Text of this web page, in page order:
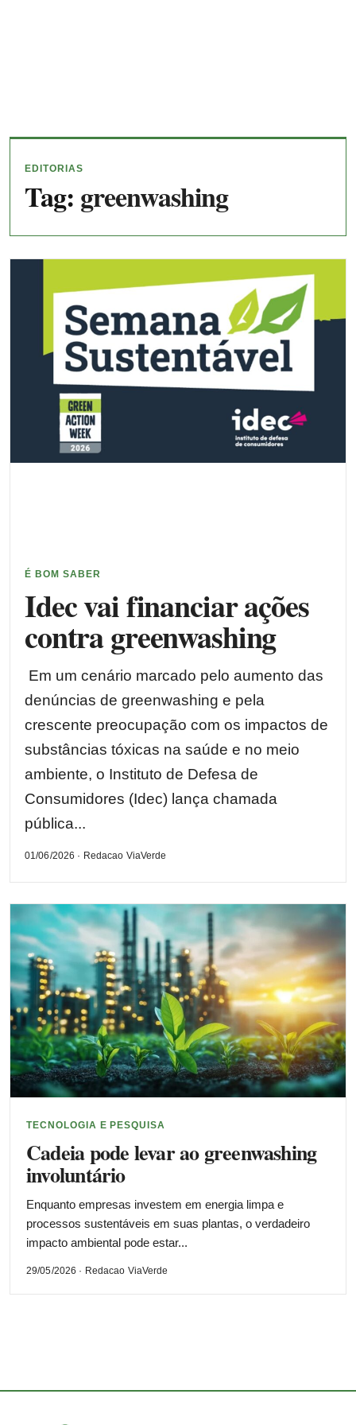
EDITORIAS
Tag: greenwashing
É BOM SABER
Idec vai financiar ações
contra greenwashing
Em um cenário marcado pelo aumento das
denúncias de greenwashing e pela
crescente preocupação com os impactos de
substâncias tóxicas na saúde e no meio
ambiente, o Instituto de Defesa de
Consumidores (Idec) lança chamada
pública...
01/06/2026 · Redacao ViaVerde
TECNOLOGIA E PESQUISA
Cadeia pode levar ao greenwashing
involuntário
Enquanto empresas investem em energia limpa e
processos sustentáveis em suas plantas, o verdadeiro
impacto ambiental pode estar...
29/05/2026 · Redacao ViaVerde